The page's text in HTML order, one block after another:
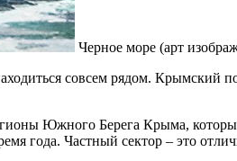
Черное море (арт
совсем рядом. Крымский
Южного Берега Крыма,
года. Частный сектор – это